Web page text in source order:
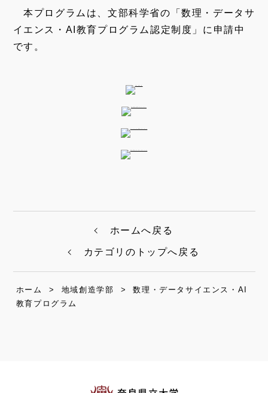
本プログラムは、文部科学省の「数理・データサ
イエンス・AI教育プログラム認定制度」に申請中
です。
ホームへ戻る
カテゴリのトップへ戻る
ホーム > 地域創造学部 >数理・データサイエンス・AI
教育プログラム